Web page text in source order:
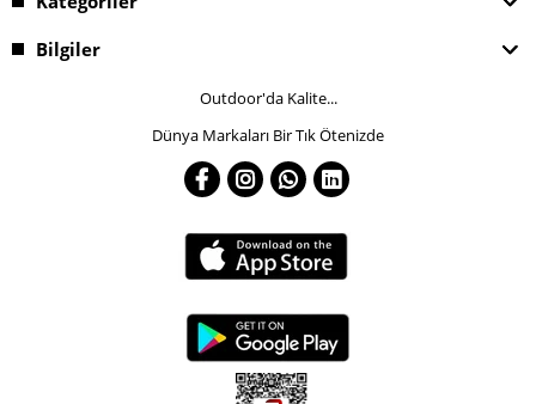
Bilgiler
Outdoor'da Kalite...
Dünya Markaları Bir Tık Ötenizde